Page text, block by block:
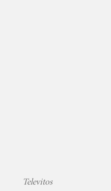
Televitos